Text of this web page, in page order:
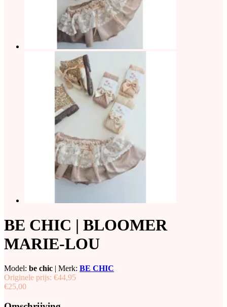
BE CHIC | BLOOMER
MARIE-LOU
Model: be chic | Merk: BE CHIC
Originele prijs: €44,95
€25,00